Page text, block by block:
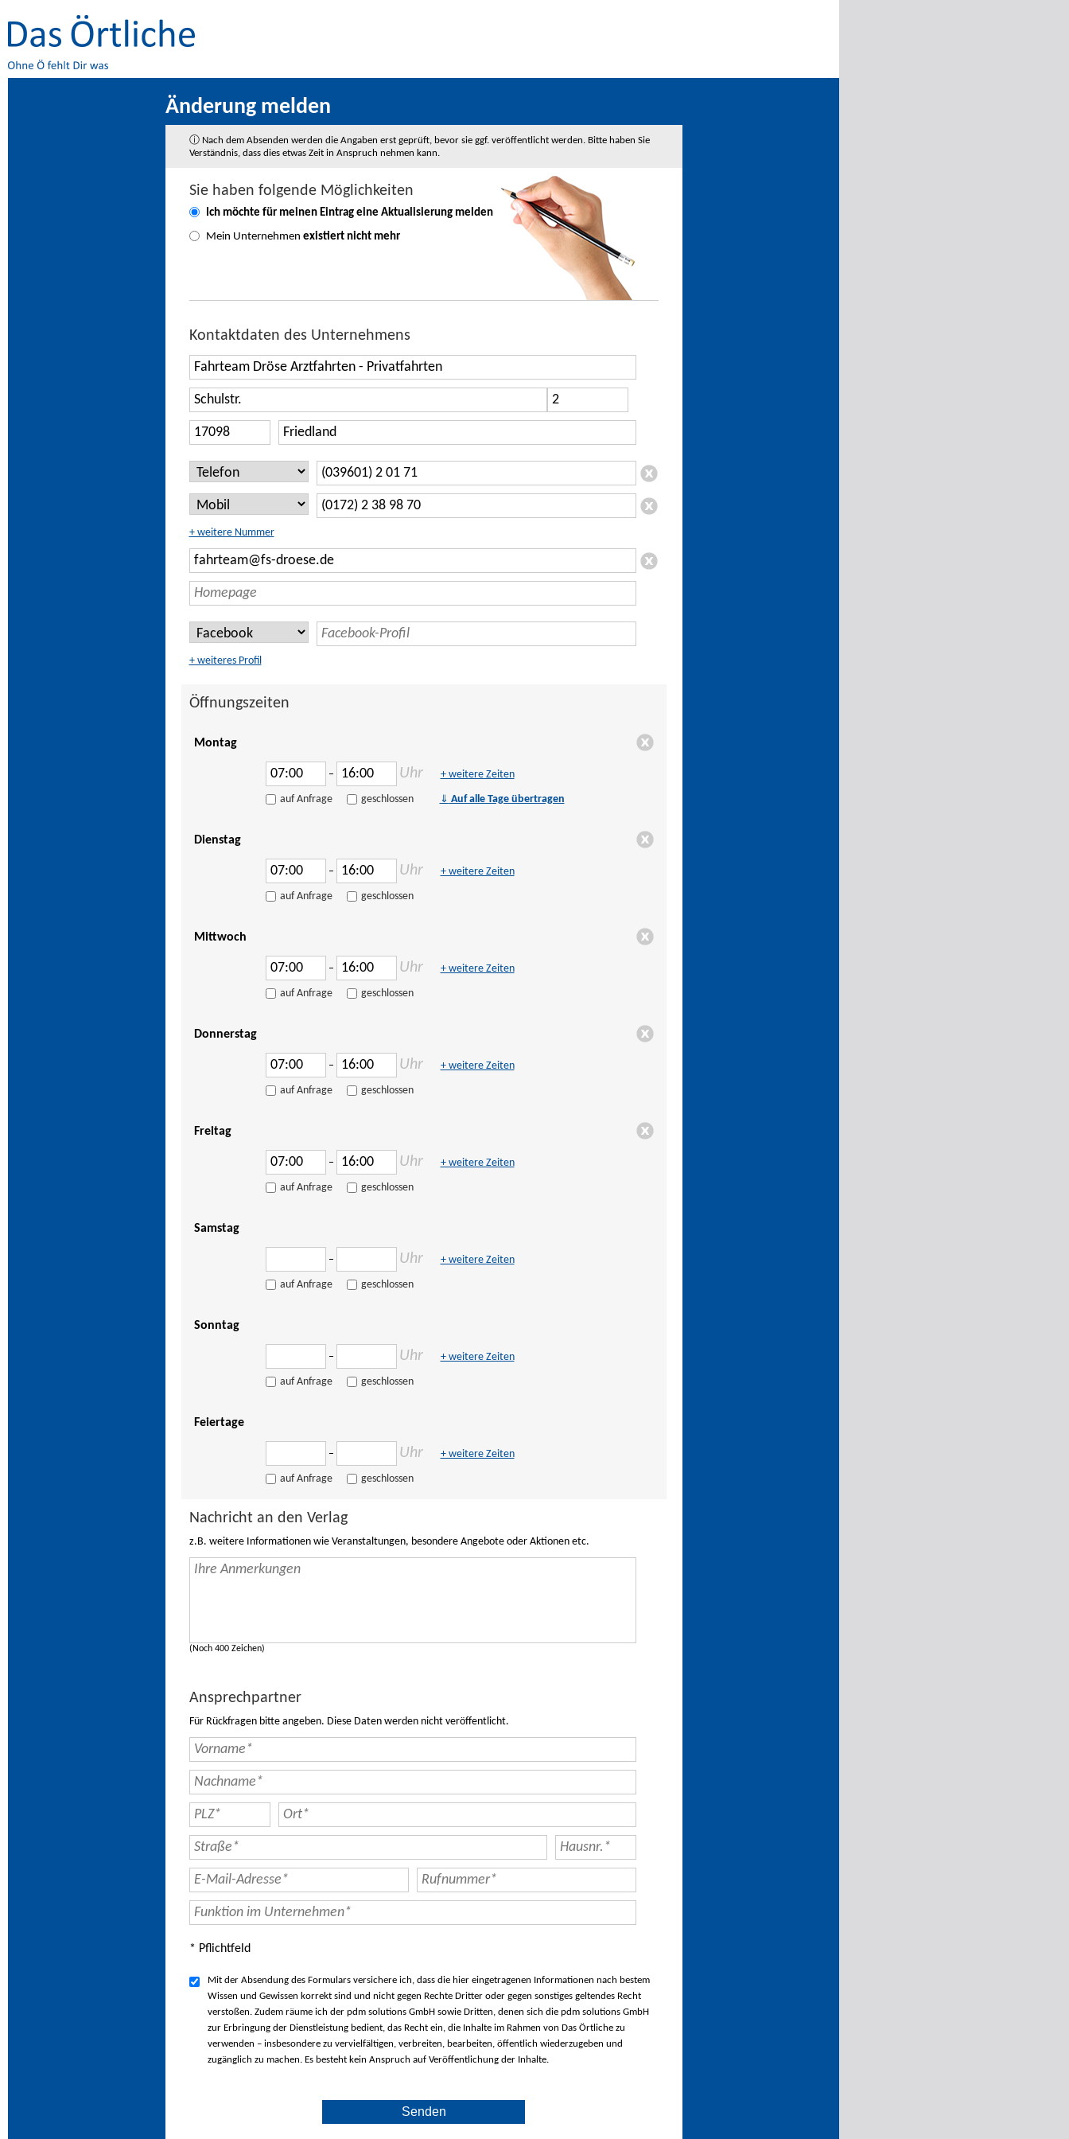
Änderung melden
ⓘ Nach dem Absenden werden die Angaben erst geprüft, bevor sie ggf. veröffentlicht werden. Bitte haben Sie
Verständnis, dass dies etwas Zeit in Anspruch nehmen kann.
Sie haben folgende Möglichkeiten
Ich möchte für meinen Eintrag eine Aktualisierungmelden
Mein Unternehmen existiert nicht mehr
Kontaktdaten des Unternehmens
+ weitere Nummer
+ weiteres Profil
Öffnungszeiten
Montag
– Uhr + weitere Zeiten
auf Anfrage geschlossen ⇓ Auf alle Tage übertragen
Dienstag
– Uhr + weitere Zeiten
auf Anfrage geschlossen
Mittwoch
– Uhr + weitere Zeiten
auf Anfrage geschlossen
Donnerstag
– Uhr + weitere Zeiten
auf Anfrage geschlossen
Freitag
– Uhr + weitere Zeiten
auf Anfrage geschlossen
Samstag
– Uhr + weitere Zeiten
auf Anfrage geschlossen
Sonntag
– Uhr + weitere Zeiten
auf Anfrage geschlossen
Feiertage
– Uhr + weitere Zeiten
auf Anfrage geschlossen
Nachricht an den Verlag
z.B. weitere Informationen wie Veranstaltungen, besondere Angebote oder Aktionen etc.
(Noch 400 Zeichen)
Ansprechpartner
Für Rückfragen bitte angeben. Diese Daten werden nicht veröffentlicht.
* Pflichtfeld
Mit der Absendung des Formulars versichere ich, dass die hier eingetragenen Informationen nach bestem
Wissen und Gewissen korrekt sind und nicht gegen Rechte Dritter oder gegen sonstiges geltendes Recht
verstoßen. Zudem räume ich der pdm solutions GmbH sowie Dritten, denen sich die pdm solutions GmbH
zur Erbringung der Dienstleistung bedient, das Recht ein, die Inhalte im Rahmen von Das Örtliche zu
verwenden – insbesondere zu vervielfältigen, verbreiten, bearbeiten, öffentlich wiederzugeben und
zugänglich zu machen. Es besteht kein Anspruch auf Veröffentlichung der Inhalte.
Senden